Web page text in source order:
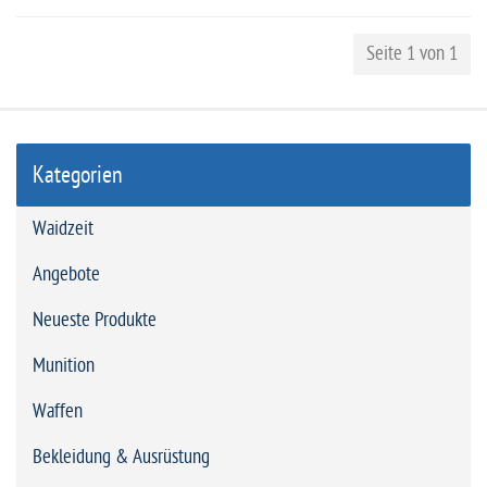
Seite 1 von 1
Kategorien
Waidzeit
Angebote
Neueste Produkte
Munition
Waffen
Bekleidung & Ausrüstung